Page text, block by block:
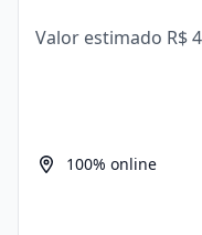
Valor estimado R$
100% online